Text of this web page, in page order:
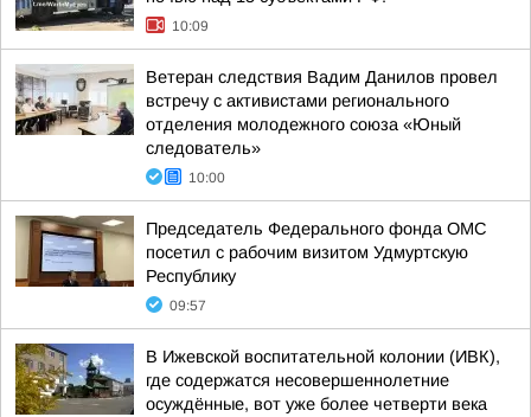
10:09
Ветеран следствия Вадим Данилов провел
встречу с активистами регионального
отделения молодежного союза «Юный
следователь»
10:00
Председатель Федерального фонда ОМС
посетил с рабочим визитом Удмуртскую
Республику
09:57
В Ижевской воспитательной колонии (ИВК),
где содержатся несовершеннолетние
осуждённые, вот уже более четверти века